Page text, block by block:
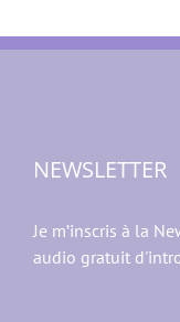
NEWSLETTER
Je m’inscris à la
audio gratuit